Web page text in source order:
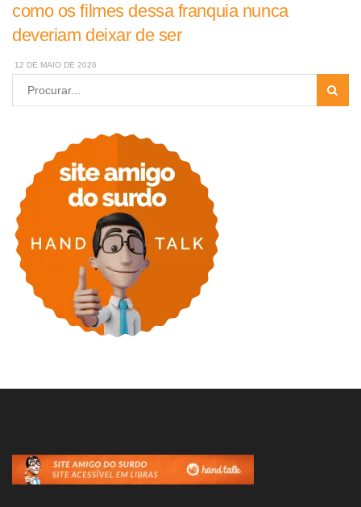
como os filmes dessa franquia nunca
deveriam deixar de ser
12 DE MAIO DE 2026